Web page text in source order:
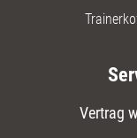
Vertrag